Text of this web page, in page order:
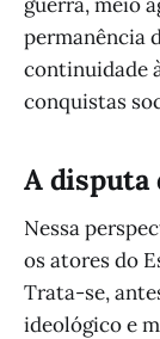
permanência
continuidade
conquistas
A disputa
Nessa
os atores do
Trata-se,
ideológico e